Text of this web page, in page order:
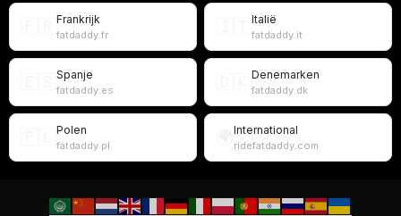
Frankrijk
fatdaddy.fr
Italië
fatdaddy.it
Spanje
fatdaddy.es
Denemarken
fatdaddy.dk
Polen
fatdaddy.pl
International
ridefatdaddy.com